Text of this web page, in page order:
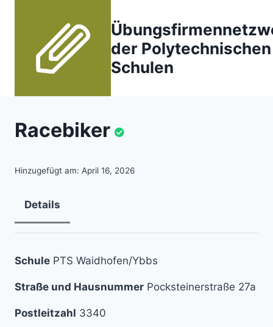
der Polytechnischen
Schulen
Racebiker
Hinzugefügt am: April 16, 2026
Details
Schule PTS Waidhofen/Ybbs
Straße und Hausnummer Pocksteinerstraße 27a
Postleitzahl 3340